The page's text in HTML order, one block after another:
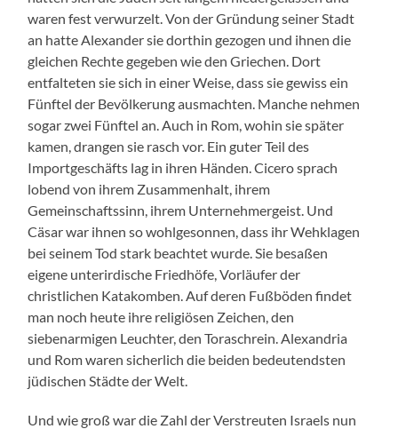
waren fest verwurzelt. Von der Gründung seiner Stadt
an hatte Alexander sie dorthin gezogen und ihnen die
gleichen Rechte gegeben wie den Griechen. Dort
entfalteten sie sich in einer Weise, dass sie gewiss ein
Fünftel der Bevölkerung ausmachten. Manche nehmen
sogar zwei Fünftel an. Auch in Rom, wohin sie später
kamen, drangen sie rasch vor. Ein guter Teil des
Importgeschäfts lag in ihren Händen. Cicero sprach
lobend von ihrem Zusammenhalt, ihrem
Gemeinschaftssinn, ihrem Unternehmergeist. Und
Cäsar war ihnen so wohlgesonnen, dass ihr Wehklagen
bei seinem Tod stark beachtet wurde. Sie besaßen
eigene unterirdische Friedhöfe, Vorläufer der
christlichen Katakomben. Auf deren Fußböden findet
man noch heute ihre religiösen Zeichen, den
siebenarmigen Leuchter, den Toraschrein. Alexandria
und Rom waren sicherlich die beiden bedeutendsten
jüdischen Städte der Welt.
Und wie groß war die Zahl der Verstreuten Israels nun